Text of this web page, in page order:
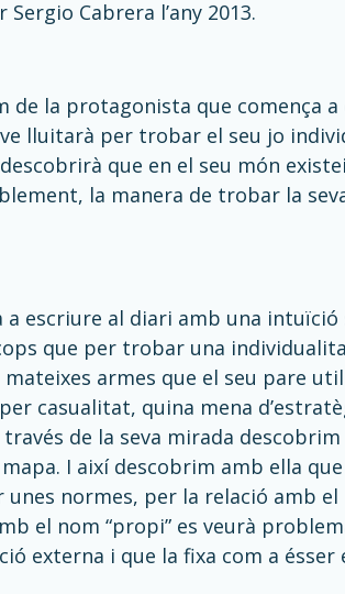
Cabrera l’any 2013.
de la protagonista que comença
lluitarà per trobar el seu jo
que en el seu món
la manera de trobar la
a escriure al diari amb una intuïció
que per trobar una
armes que el seu pare
casualitat, quina mena
de la seva mirada
I així descobrim amb ella
unes normes, per la relació amb
el nom “propi” es veurà
externa i que la fixa com a ésser